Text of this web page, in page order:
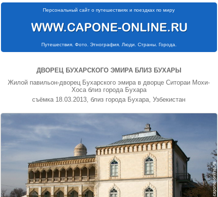
Персональный сайт о путешествиях и поездках по миру
Путешествия. Фото. Этнография. Люди. Страны. Города.
ДВОРЕЦ БУХАРСКОГО ЭМИРА БЛИЗ БУХАРЫ
Жилой павильон-дворец Бухарского эмира в дворце Ситораи Мохи-
Хоса близ города Бухара
съёмка 18.03.2013, близ города Бухара, Узбекистан